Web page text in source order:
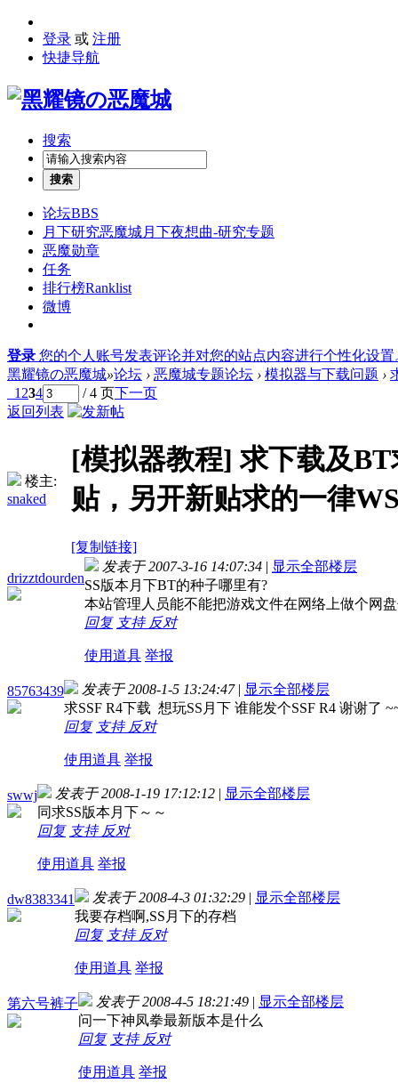
登录 或 注册
快捷导航
搜索
搜索
论坛BBS
月下研究恶魔城月下夜想曲-研究专题
恶魔勋章
任务
排行榜Ranklist
微博
登录 您的个人账号发表评论并对您的站点内容进行个性化设置
黑耀镜の恶魔城»论坛 › 恶魔城专题论坛 › 模拟器与下载问题 ›
1 234 / 4 页下一页
返回列表
楼主:
snaked
[模拟器教程]求下载及
贴，另开新贴求的一律
[复制链接]
drizztdourden
发表于 2007-3-16 14:07:34 | 显示全部楼层
SS版本月下BT的种子哪里有?
本站管理人员能不能把游戏文件在网络上做个网
回复 支持 反对
使用道具 举报
85763439 发表于 2008-1-5 13:24:47 | 显示全部楼层
求SSF R4下载 想玩SS月下 谁能发个SSF R4 谢谢了
回复 支持 反对
使用道具 举报
swwj 发表于 2008-1-19 17:12:12 | 显示全部楼层
同求SS版本月下～～
回复 支持 反对
使用道具 举报
dw8383341 发表于 2008-4-3 01:32:29 | 显示全部楼层
我要存档啊,SS月下的存档
回复 支持 反对
使用道具 举报
第六号裤子 发表于 2008-4-5 18:21:49 | 显示全部楼层
问一下神凤拳最新版本是什么
回复 支持 反对
使用道具 举报